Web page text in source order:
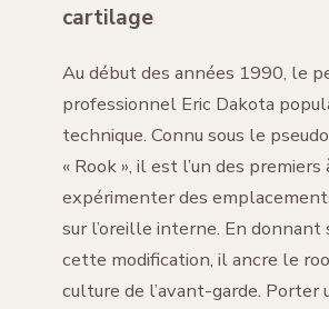
cartilage
Au début des années 1990, le
professionnel Eric Dakota
technique. Connu sous le
« Rook », il est l’un des premiers
expérimenter des
sur l’oreille interne. En donnant
cette modification, il ancre le
culture de l’avant-garde. Porter